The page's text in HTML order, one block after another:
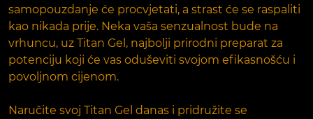
samopouzdanje će procvjetati, a strast će se raspaliti
kao nikada prije. Neka vaša senzualnost bude na
vrhuncu, uz Titan Gel, najbolji prirodni preparat za
potenciju koji će vas oduševiti svojom efikasnošću i
povoljnom cijenom.
Naručite svoj Titan Gel danas i pridružite se